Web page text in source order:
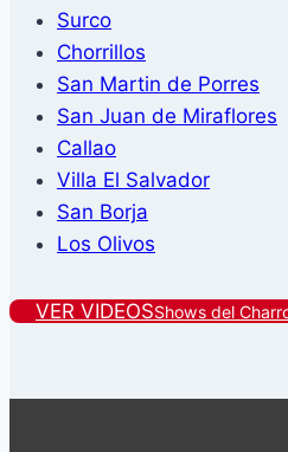
Surco
Chorrillos
San Martin de Porres
San Juan de Miraflores
Callao
Villa El Salvador
San Borja
Los Olivos
VER VIDEOSShows del